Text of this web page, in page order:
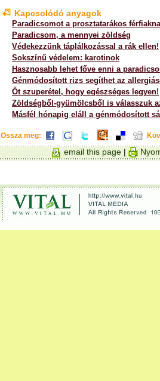
Kapcsolódó anyagok
Paradicsomot a prosztatarákos
Paradicsom, a mennyei zöldség
Védekezzünk táplálkozással a rák ellen!
Sokszínű védelem: karotinok
Hasznosabb lehet főve enni a
Génmódosított rizs segíthet az
Öt szuperétel, hogy egészséges legyen!
Zöldségből-gyümölcsből is válasszuk
Másfél hónapig eláll a génmódosított
Ossza meg:
email this page |